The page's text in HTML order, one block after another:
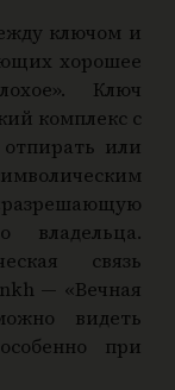
ключом и
хорошее
Ключ
комплекс с
или
связь
— «Вечная
видеть
при